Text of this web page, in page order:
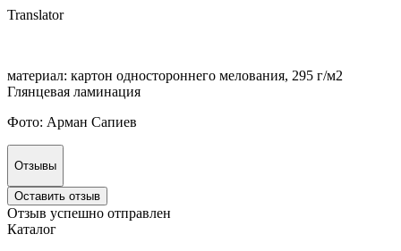
Translator
материал: картон одностороннего мелования, 295 г/м2
Глянцевая ламинация
Фото: Арман Сапиев
Отзывы
Оставить отзыв
Отзыв успешно отправлен
Каталог